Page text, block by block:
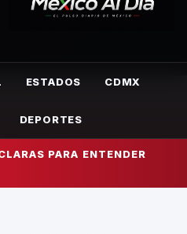
ESTADOS CDMX
DEPORTES
PARA ENTENDER